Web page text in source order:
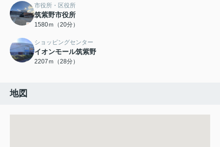
市役所・区役所
筑紫野市役所
1580ｍ（20分）
ショッピングセンター
イオンモール筑紫野
2207ｍ（28分）
地図